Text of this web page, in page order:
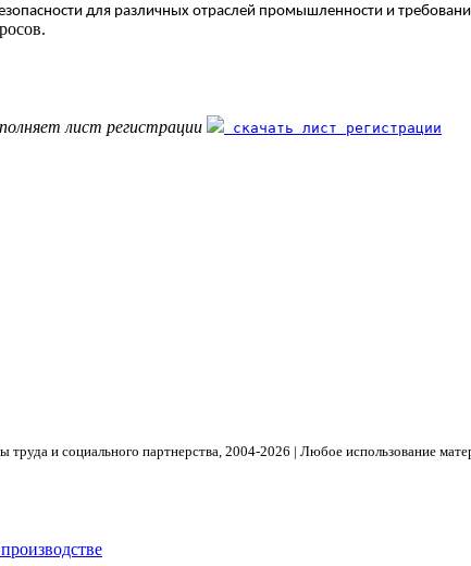
для различных отраслей промышленности и
лист регистрации скачать лист регистрации
и социального партнерства, 2004- 2026 | Любое использование